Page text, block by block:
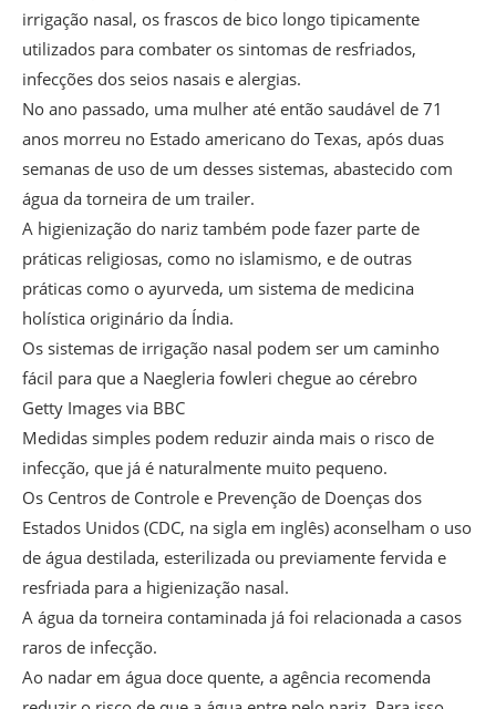
irrigação nasal, os frascos de bico longo tipicamente
utilizados para combater os sintomas de resfriados,
infecções dos seios nasais e alergias.
No ano passado, uma mulher até então saudável de 71
anos morreu no Estado americano do Texas, após duas
semanas de uso de um desses sistemas, abastecido com
água da torneira de um trailer.
A higienização do nariz também pode fazer parte de
práticas religiosas, como no islamismo, e de outras
práticas como o ayurveda, um sistema de medicina
holística originário da Índia.
Os sistemas de irrigação nasal podem ser um caminho
fácil para que a Naegleria fowleri chegue ao cérebro
Getty Images via BBC
Medidas simples podem reduzir ainda mais o risco de
infecção, que já é naturalmente muito pequeno.
Os Centros de Controle e Prevenção de Doenças dos
Estados Unidos (CDC, na sigla em inglês) aconselham o uso
de água destilada, esterilizada ou previamente fervida e
resfriada para a higienização nasal.
A água da torneira contaminada já foi relacionada a casos
raros de infecção.
Ao nadar em água doce quente, a agência recomenda